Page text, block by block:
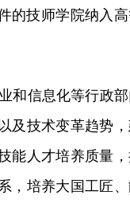
的技师学院纳入
和信息化等行政部
及技术变革趋势
能人才培养质量
，培养大国工匠